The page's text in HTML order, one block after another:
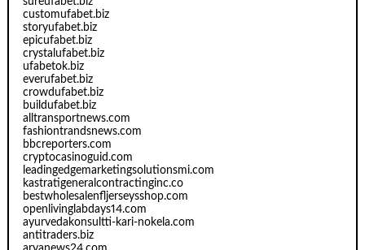
customufabet.biz
storyufabet.biz
epicufabet.biz
crystalufabet.biz
ufabetok.biz
everufabet.biz
crowdufabet.biz
buildufabet.biz
alltransportnews.com
fashiontrandsnews.com
bbcreporters.com
cryptocasinoguid.com
leadingedgemarketingsolutionsmi.com
kastratigeneralcontractinginc.co
bestwholesalenfljerseysshop.com
openlivinglabdays14.com
ayurvedakonsultti-kari-nokela.com
antitraders.biz